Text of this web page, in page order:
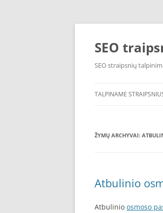
Pereiti
SEO
SEO straipsnių
TALPINAME
ŽYMŲ ARCHYVAI:
Atbulinio
Atbulinio osmoso